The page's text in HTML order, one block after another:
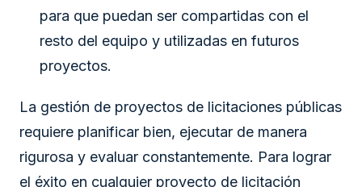
para que puedan ser compartidas con el
resto del equipo y utilizadas en futuros
proyectos.
La gestión de proyectos de licitaciones públicas
requiere planificar bien, ejecutar de manera
rigurosa y evaluar constantemente. Para lograr
el éxito en cualquier proyecto de licitación